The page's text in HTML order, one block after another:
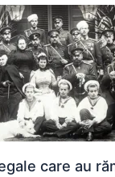
care au